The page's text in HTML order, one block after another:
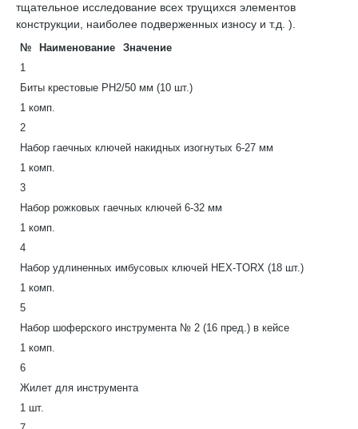
тщательное исследование всех трущихся элементов
конструкции, наиболее подверженных износу и т.д. ).
№ Наименование
Значение
1
Биты крестовые PH2/50 мм (10 шт.)
1 комп.
2
Набор гаечных ключей накидных изогнутых 6-27 мм
1 комп.
3
Набор рожковых гаечных ключей 6-32 мм
1 комп.
4
Набор удлиненных имбусовых ключей HEX-TORX (18 шт.)
1 комп.
5
Набор шоферского инструмента № 2 (16 пред.) в кейсе
1 комп.
6
Жилет для инструмента
1 шт.